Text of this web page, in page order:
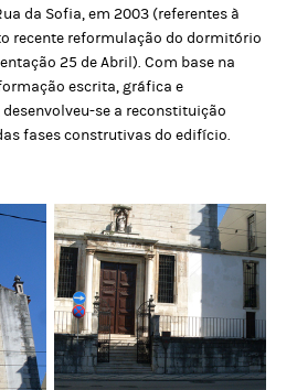
da Sofia, em 2003 (referentes à
recente reformulação do dormitório
25 de Abril). Com base na
escrita, gráfica e
se a reconstituição
fases construtivas do edifício.